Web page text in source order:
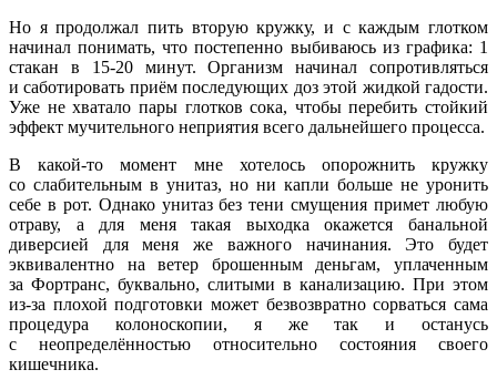
Но я продолжал пить вторую кружку, и с каждым глотком
начинал понимать, что постепенно выбиваюсь из графика: 1
стакан в 15-20 минут. Организм начинал сопротивляться
и саботировать приём последующих доз этой жидкой гадости.
Уже не хватало пары глотков сока, чтобы перебить стойкий
эффект мучительного неприятия всего дальнейшего процесса.
В какой-то момент мне хотелось опорожнить кружку
со слабительным в унитаз, но ни капли больше не уронить
себе в рот. Однако унитаз без тени смущения примет любую
отраву, а для меня такая выходка окажется банальной
диверсией для меня же важного начинания. Это будет
эквивалентно на ветер брошенным деньгам, уплаченным
за Фортранс, буквально, слитыми в канализацию. При этом
из-за плохой подготовки может безвозвратно сорваться сама
процедура колоноскопии, я же так и останусь
с неопределённостью относительно состояния своего
кишечника.